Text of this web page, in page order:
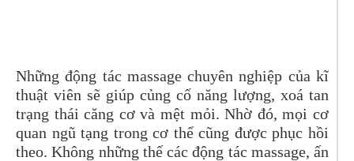
Những động tác massage chuyên nghiệp của kĩ
thuật viên sẽ giúp củng cố năng lượng, xoá tan
trạng thái căng cơ và mệt mỏi. Nhờ đó, mọi cơ
quan ngũ tạng trong cơ thể cũng được phục hồi
theo. Không những thế các động tác massage, ấn